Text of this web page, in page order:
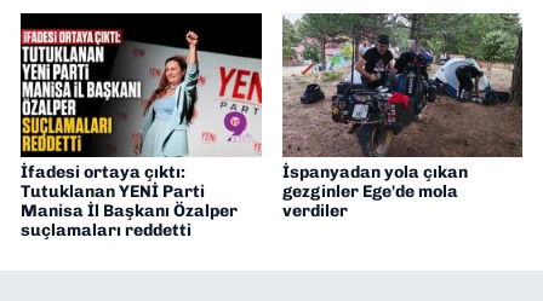
İfadesi ortaya çıktı:
Tutuklanan YENİ Parti
Manisa İl Başkanı Özalper
suçlamaları reddetti
İspanyadan yola çıkan
gezginler Ege'de mola
verdiler